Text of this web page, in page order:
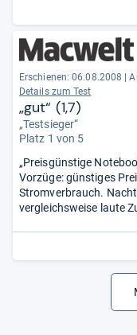
Erschienen: 06.08.2008
Details zum Test
„gut“ (1,7)
„Testsieger“
Platz 1 von 5
„Preisgünstige
Vorzüge: günstiges
Stromverbrauch.
vergleichsweise laute